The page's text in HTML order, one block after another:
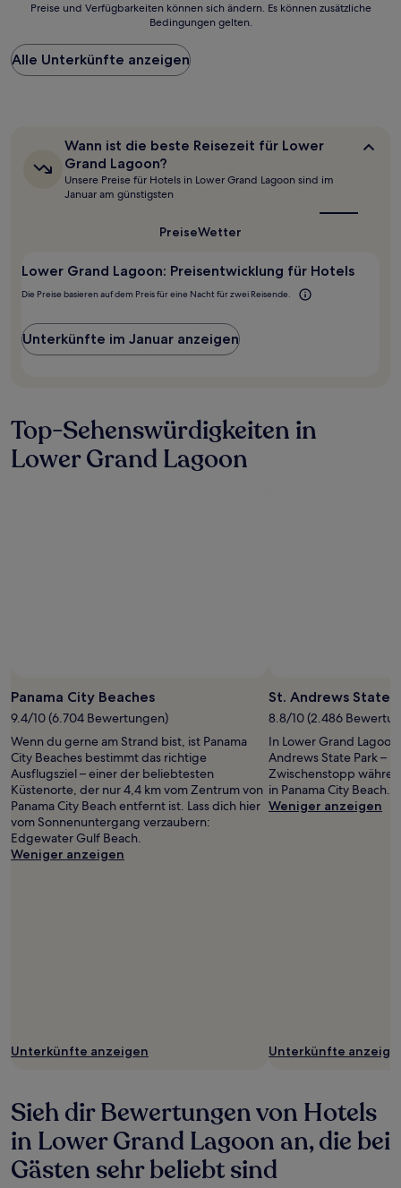
Preis
pro
Nacht,
24 Stunden
2 Erwachsenen
wurde.
und
Verfügbarkeiten
können
zusätzliche
Bedingungen
Preise und Verfügbarkeiten können sich ändern. Es können zusätzliche
Bedingungen gelten.
Alle Unterkünfte anzeigen
Wann
ist
die
beste
Reisezeit
Wann ist die beste Reisezeit für Lower
Grand Lagoon?
Unsere Preise für Hotels in Lower Grand Lagoon sind im
Januar am günstigsten
PreiseWetter
Lower Grand Lagoon: Preisentwicklung für Hotels
Die Preise basieren auf dem Preis für eine Nacht für zwei Reisende.
Unterkünfte im Januar anzeigen
Top-Sehenswürdigkeiten in
Lower Grand Lagoon
Foto
von
Meghana
Vuppala
Panama City Beaches
9.4/10 (6.704 Bewertungen)
Wenn du gerne am Strand bist, ist Panama
City Beaches bestimmt das richtige
Ausflugsziel – einer der beliebtesten
Küstenorte, der nur 4,4 km vom Zentrum von
Panama City Beach entfernt ist. Lass dich hier
vom Sonnenuntergang verzaubern:
Edgewater Gulf Beach.
Weniger anzeigen
Unterkünfte anzeigen
St. Andrews State
8.8/10 (2.486
In Lower Grand
Andrews State Park –
Zwischenstopp
in Panama City Beach.
Weniger anzeigen
Unterkünfte
Sieh dir Bewertungen von Hotels
in Lower Grand Lagoon an, die bei
Gästen sehr beliebt sind